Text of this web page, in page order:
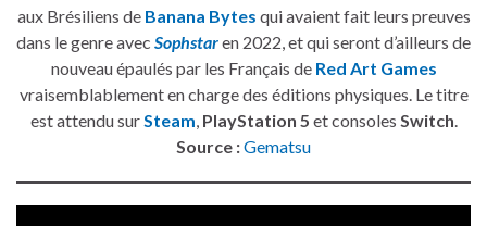
aux Brésiliens de Banana Bytes qui avaient fait leurs preuves
dans le genre avec Sophstaren 2022, et qui seront d’ailleurs de
nouveau épaulés par les Français de Red Art Games
vraisemblablement en charge des éditions physiques. Le titre
est attendu surSteam, PlayStation 5 et consoles Switch.
Source :Gematsu